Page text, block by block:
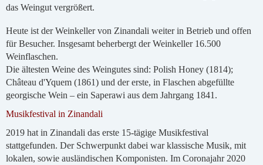
das Weingut vergrößert.
Heute ist der Weinkeller von Zinandali weiter in Betrieb und offen
für Besucher. Insgesamt beherbergt der Weinkeller 16.500
Weinflaschen.
Die ältesten Weine des Weingutes sind: Polish Honey (1814);
Château d'Yquem (1861) und der erste, in Flaschen abgefüllte
georgische Wein – ein Saperawi aus dem Jahrgang 1841.
Musikfestival in Zinandali
2019 hat in Zinandali das erste 15-tägige Musikfestival
stattgefunden. Der Schwerpunkt dabei war klassische Musik, mit
lokalen, sowie ausländischen Komponisten. Im Coronajahr 2020